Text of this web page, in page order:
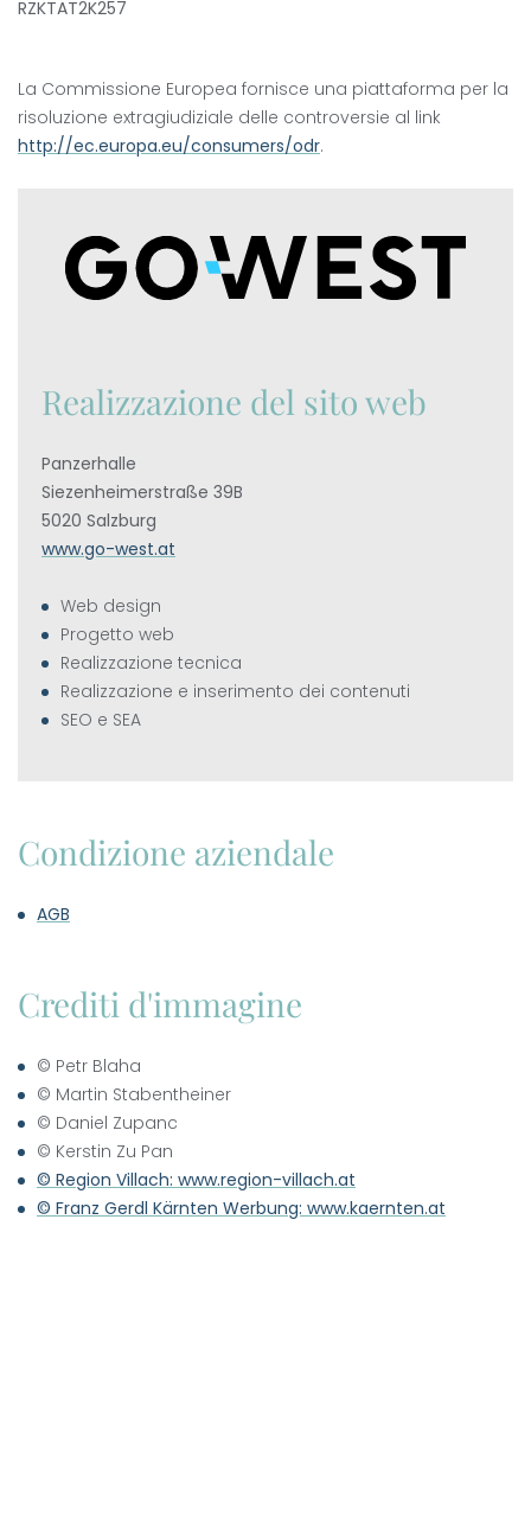
----
----
----
esclusive,
prenotazioni
sicura, rapida
complicazioni
Consulenza
personale
Sconto 20%
per un
trattamento
spa
RZKTAT2K257
La Commissione Europea fornisce una piattaforma per la
risoluzione extragiudiziale delle controversie al link
http://ec.europa.eu/consumers/odr.
Realizzazione del sito web
Panzerhalle
Siezenheimerstraße 39B
5020 Salzburg
www.go-west.at
Web design
Progetto web
Realizzazione tecnica
Realizzazione e inserimento dei contenuti
SEO e SEA
Condizione aziendale
AGB
Crediti d'immagine
© Petr Blaha
© Martin Stabentheiner
© Daniel Zupanc
© Kerstin Zu Pan
© Region Villach: www.region-villach.at
© Franz Gerdl Kärnten Werbung: www.kaernten.at